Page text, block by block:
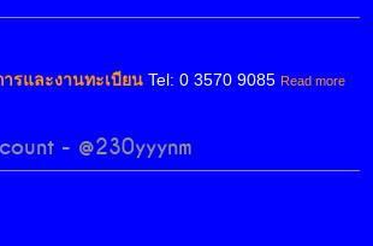
รและงานทะเบียน Tel: 0 3570 9085 Read more
- @230yyynm